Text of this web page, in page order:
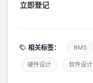
立即登记
相关标签： BMS
硬件设计 软件设计